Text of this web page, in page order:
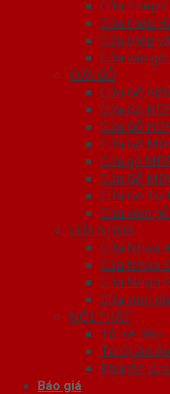
Cửa Thép
Cửa thép
Cửa thép
Cửa vân gỗ
CỬA GỖ
Cửa Gỗ
Cửa Gỗ
Cửa Gỗ
Cửa Gỗ
Cửa gỗ
Cửa Gỗ
Cửa Gỗ Tự
Cửa vòm gỗ
CỬA NHỰA
Cửa Nhựa
Cửa Nhựa
Cửa Nhựa
Cửa vòm
NỘI THẤT
Tủ Kệ Bếp
Tủ Quần Áo
Phụ kiện
Báo giá